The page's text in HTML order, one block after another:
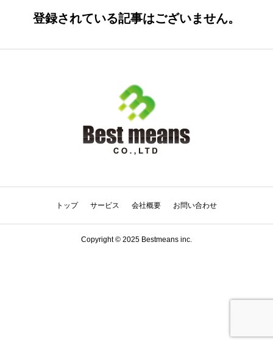
登録されている記事はございません。
トップ サービス 会社概要 お問い合わせ
Copyright © 2025 Bestmeans inc.